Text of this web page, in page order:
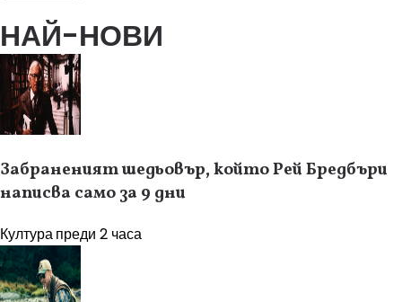
НАЙ-НОВИ
Забраненият шедьовър, който Рей Бредбъри
написва само за 9 дни
Културапреди 2 часа